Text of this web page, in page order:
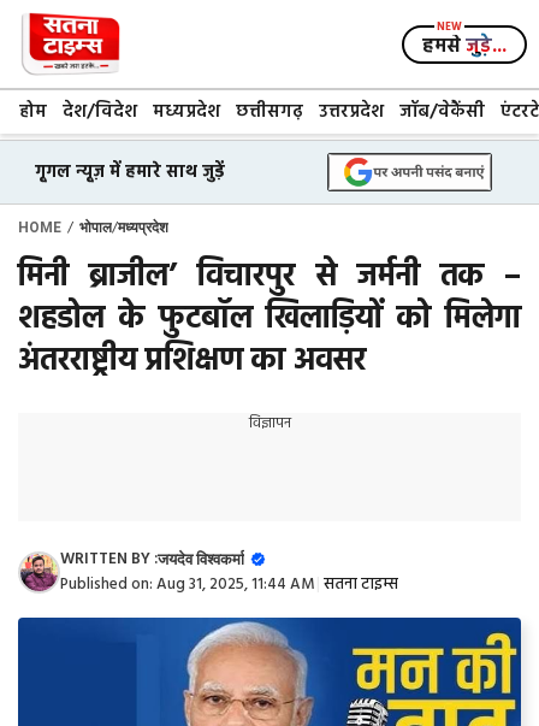
Skip
content
हमसेजुड़े...
होम देश/विदेश मध्यप्रदेश छत्तीसगढ़ उत्तरप्रदेश जॉब/वेकैंसी
गूगल न्यूज़ में हमारे साथ जुड़ें
HOME / भोपाल/मध्यप्रदेश
मिनी ब्राजील’ विचारपुर से जर्मनी तक –
शहडोल के फुटबॉल खिलाड़ियों को मिलेगा
अंतरराष्ट्रीय प्रशिक्षण का अवसर
विज्ञापन
WRITTEN BY :जयदेव विश्वकर्मा
Published on:Aug 31, 2025, 11:44 AM सतना टाइम्स